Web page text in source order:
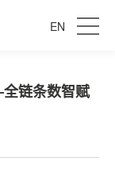
EN
链条数智赋